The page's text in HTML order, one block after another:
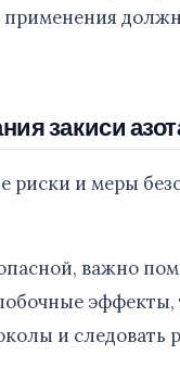
применения
закиси
риски и меры
важно
и следовать